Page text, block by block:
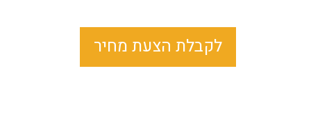
לקבלת הצעת מחיר